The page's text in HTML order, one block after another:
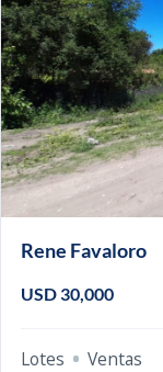
Rene Favaloro
USD 30,000
Lotes Ventas